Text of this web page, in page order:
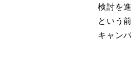
検討を
という
キャン